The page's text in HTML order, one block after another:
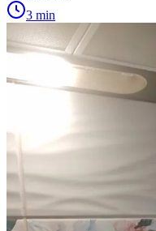
3 min